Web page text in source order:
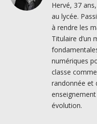
Hervé, 37
au lycée.
à rendre les
Titulaire d’un
numériques
classe
randonnée et
évolution.